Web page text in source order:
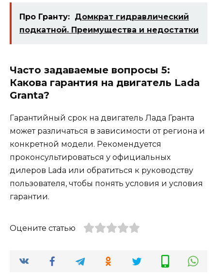
Про Гранту: Домкрат гидравлический
подкатной. Преимущества и недостатки
Часто задаваемые вопросы 5:
Какова гарантия на двигатель Lada
Granta?
Гарантийный срок на двигатель Лада Гранта
может различаться в зависимости от региона и
конкретной модели. Рекомендуется
проконсультироваться у официальных
дилеров Lada или обратиться к руководству
пользователя, чтобы понять условия и условия
гарантии.
Оцените статью